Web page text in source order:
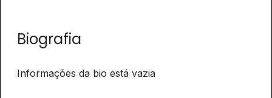
Biografia
Informações da bio está vazia